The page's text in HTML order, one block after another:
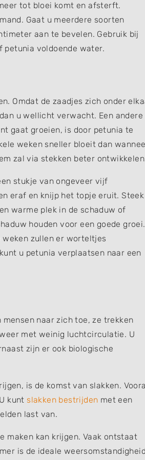
tot bloei komt en afsterft.
Gaat u meerdere soorten
aan te bevelen. Gebruik bij
petunia voldoende water.
Omdat de zaadjes zich onder
u wellicht verwacht. Een andere
gaat groeien, is door petunia te
weken sneller bloeit dan
zal via stekken beter
stukje van ongeveer vijf
eraf en knijp het topje eruit. Steek
warme plek in de schaduw of
houden voor een goede groei.
zullen er worteltjes
u petunia verplaatsen naar een
naar zich toe, ze trekken
met weinig luchtcirculatie. U
zijn er ook biologische
is de komst van slakken.
kuntslakken bestrijden met een
last van.
maken kan krijgen. Vaak ontstaat
is de ideale weersomstandigheid